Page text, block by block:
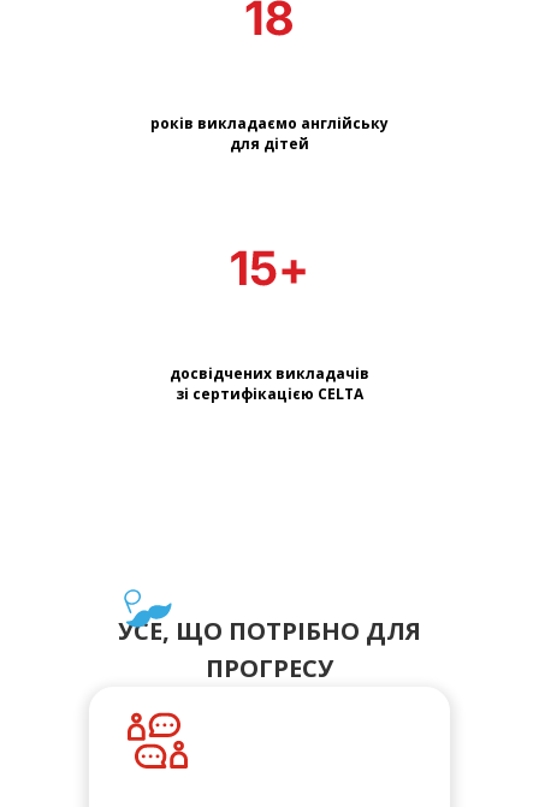
років викладаємо англійську
для дітей
досвідчених викладачів
зі сертифікацією CELTA
УСЕ, ЩО ПОТРІБНО ДЛЯ
ПРОГРЕСУ